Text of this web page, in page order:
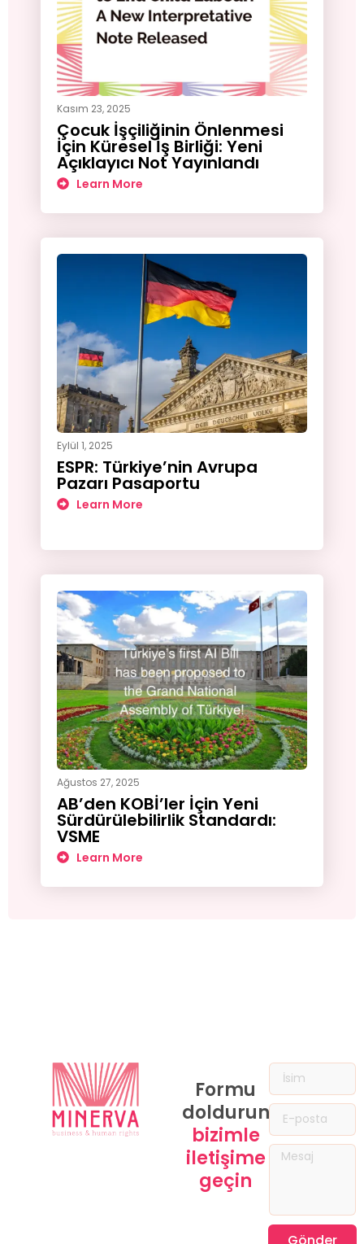
Kasım 23, 2025
Çocuk İşçiliğinin Önlenmesi
İçin Küresel İş Birliği: Yeni
Açıklayıcı Not Yayınlandı
Learn More
Eylül 1, 2025
ESPR: Türkiye’nin Avrupa
Pazarı Pasaportu
Learn More
Ağustos 27, 2025
AB’den KOBİ’ler İçin Yeni
Sürdürülebilirlik Standardı:
VSME
Learn More
Formu
doldurun,
bizimle
iletişime
geçin
Gönder